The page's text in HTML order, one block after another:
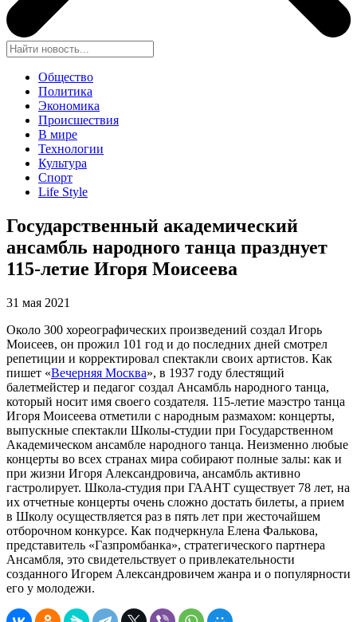
Общество
Политика
Экономика
Происшествия
В мире
Технологии
Культура
Спорт
Life Style
Государственный академический
ансамбль народного танца празднует
115-летие Игоря Моисеева
31 мая 2021
Около 300 хореографических произведений создал Игорь
Моисеев, он прожил 101 год и до последних дней смотрел
репетиции и корректировал спектакли своих артистов. Как
пишет «Вечерняя Москва», в 1937 году блестящий
балетмейстер и педагог создал Ансамбль народного танца,
который носит имя своего создателя. 115-летие маэстро танца
Игоря Моисеева отметили с народным размахом: концерты,
выпускные спектакли Школы-студии при Государственном
Академическом ансамбле народного танца. Неизменно любые
концерты во всех странах мира собирают полные залы: как и
при жизни Игоря Александровича, ансамбль активно
гастролирует. Школа-студия при ГААНТ существует 78 лет, на
их отчетные концерты очень сложно достать билеты, а прием
в Школу осуществляется раз в пять лет при жесточайшем
отборочном конкурсе. Как подчеркнула Елена Фалькова,
представитель «Газпромбанка», стратегического партнера
Ансамбля, это свидетельствует о привлекательности
созданного Игорем Александровичем жанра и о популярности
его у молодежи.